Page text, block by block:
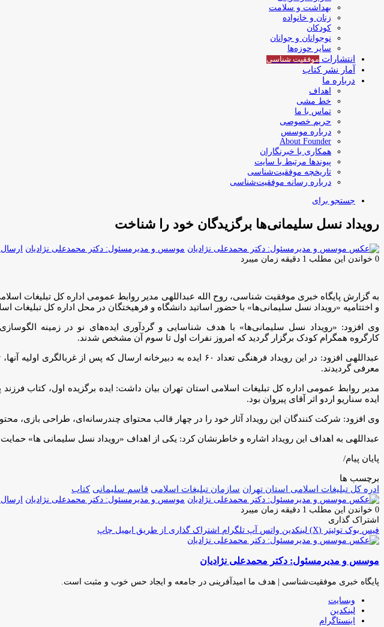
بهداشت و سلامت
زنان و خانواده
کودکان
نوجوانان و جوانان
سایر حوزه‌ها
انتشارات موفقیت‌ شناسی
آمار نشر کتاب
درباره ما
اهداف
خط مشی
تماس با ما
حریم خصوصی
درباره موسس
About Founder
همکاری با خبرنگاران
پیوندها مرتبط با سایت
تاریخچه موفقیت‌شناسی
درباره رسانه موفقیت‌شناسی
جستجو برای
رویداد نسل سلیمانی‌ها برگزیدگان خود را شناخت
موسس و مدیرمسئول: دکتر محمدعلی نژادیان ارسال
0 خواندن این مطلب 1 دقیقه زمان میبرد
به گزارش پایگاه خبری موفقیت شناسی، روح الله عبداللهی مدیر روابط عمومی اداره کل تبلیغات
و اختتامیه «رویداد نسل سلیمانی‌ها» با حضور اساتید دانشگاه و فرهیختگان در محل اداره کل تبلیغات
وی افزود: «رویداد نسل سلیمانی‌ها» با هدف شناسایی و گردآوری ایده‌های نو در زمینه
کارگروه همگرام کودک برگزار گردید که امروز نفرات اول تا سوم آن مشخص شدند.
معرفی گردیدند.
مدیر روابط عمومی اداره کل تبلیغات اسلامی استان تهران بیان داشت: ایده برگزیده اول، کتاب
ایده سناریو اردو اثر آقای پیروان بود.
وی افزود: شرکت کنندگان این رویداد آثار خود را در چهار قالب محتوای چندرسانه‌ای، طراحی بازی،
عبداللهی به اهداف این رویداد اشاره و خاطرنشان کرد: یکی از اهداف «رویداد نسل سلیمانی ها»
پایان پیام/
برچسب ها
ادره کل تبلیغات اسلامی استان تهران سازمان تبلیغات اسلامی قاسم سلیمانی کتاب
موسس و مدیرمسئول: دکتر محمدعلی نژادیان ارسال
0 خواندن این مطلب 1 دقیقه زمان میبرد
اشتراک گذاری
فیس بوک توئیتر (X) لینکدین واتس آپ تلگرام اشتراک گذاری از طریق ایمیل چاپ
موسس و مدیرمسئول: دکتر محمدعلی نژادیان
پایگاه خبری موفقیت‌شناسی | هدف ما امیدآفرینی در جامعه و ایجاد حس خوب و مثبت است.
وبسایت
لینکدین
اینستاگرام